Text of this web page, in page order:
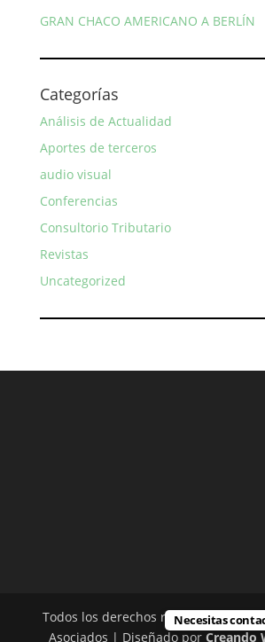
GRAN CHACO AMERICANO A BERLÍN
Categorías
Análisis de Actualidad
Aportes de terceros
audio visual
Conferencias
Consultorio Tributario
Revistas
Uncategorized
Todos los derechos reservados -
Asociados | Diseñado por Creando
Necesitas